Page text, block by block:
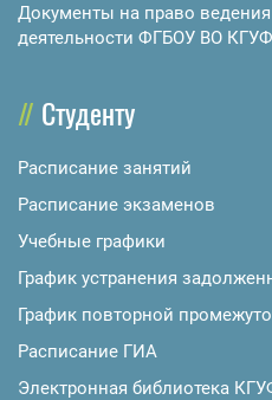
Документы на право
деятельности ФГБОУ ВО
Студенту
Расписание занятий
Расписание экзаменов
Учебные графики
График устранения
График повторной
Расписание ГИА
Электронная библиотека